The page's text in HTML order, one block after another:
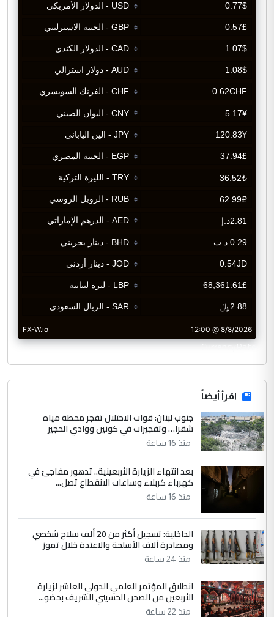
CurrencyRate
اقرأ أيضاً
جنوب لبنان: قوات الاحتلال تفجر محطة مياه
شقرا… وتفجيرات في كونين ووادي الحجير
منذ 16 ساعة
بعد انتهاء الزيارة الأربعينية.. تدهور مفاجئ في
كهرباء كربلاء وساعات الانقطاع تصل...
منذ 16 ساعة
الداخلية: تسجيل أكثر من 20 ألف سلاح شخصي
ومصادرة آلاف الأسلحة والاعتدة خلال تموز
منذ 24 ساعة
انطلاق المؤتمر العلمي الدولي العاشر لزيارة
الأربعين من الصحن الحسيني الشريف بحضو...
منذ 22 ساعة